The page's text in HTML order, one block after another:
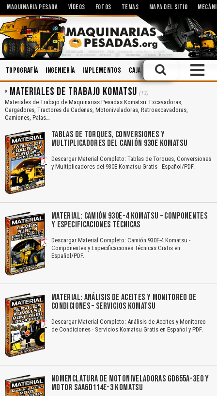
MAQUINARIA PESADA VÍDEOS FOTOS TEMAS MAPA DEL SITIO
Topografía Ingeniería Implementos Caja de Cambios Soldadura
MATERIALES DE TRABAJO KOMATSU (13)
Materiales de Trabajo de Maquinarias Pesadas Komatsu: Excavadoras,
Cargadores, Tractores de Cadenas, Motoniveladoras, Retroexcavadoras,
Camiones, Palas…
TABLAS DE TORQUES, CONVERSIONES Y
MULTIPLICADORES DEL CAMIÓN 930E KOMATSU
Descargar Material Completo: Tablas de Torques, Conversiones
y Multiplicadores del 930E Komatsu Gratis - Español/PDF.
MATERIAL: CAMIÓN 930E-4 KOMATSU – COMPONENTES
Y ESPECIFICACIONES TÉCNICAS
Descargar Material Completo: Camión 930E-4 Komatsu -
Componentes y Especificaciones Técnicas Gratis en
Español/PDF.
MATERIAL: ANÁLISIS DE ACEITES Y MONITOREO DE
CONDICIONES – SERVICIOS KOMATSU
Descargar Material Completo: Análisis de Aceites y Monitoreo
de Condiciones - Servicios Komatsu Gratis en Español y PDF.
NOMENCLATURA DE MOTONIVELADORAS GD655A-3E0 Y
MOTOR SAA6D114E-3 KOMATSU